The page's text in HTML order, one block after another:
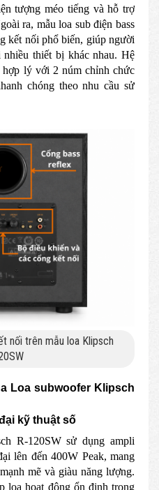
tượng méo tiếng và hỗ trợ
ra, mẫu loa sub điện bass
kết nối phổ biến, giúp người
thiết bị khác nhau. Hệ
lý với 2 núm chỉnh chức
chóng theo nhu cầu sử
nối trên mẫu loa Klipsch
Loa subwoofer Klipsch
kỹ thuật số
R-120SW sử dụng ampli
lên đến 400W Peak, mang
mẽ và giàu năng lượng.
loa hoạt động ổn định trong